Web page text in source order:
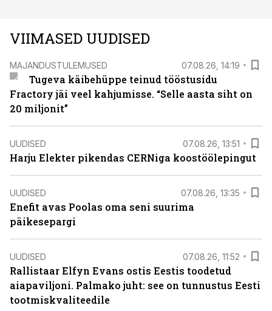
VIIMASED UUDISED
MAJANDUSTULEMUSED 07.08.26, 14:19
Tugeva käibehüppe teinud tööstusidu
Fractory jäi veel kahjumisse. “Selle aasta siht on
20 miljonit”
UUDISED 07.08.26, 13:51
Harju Elekter pikendas CERNiga koostöölepingut
UUDISED 07.08.26, 13:35
Enefit avas Poolas oma seni suurima
päikesepargi
UUDISED 07.08.26, 11:52
Rallistaar Elfyn Evans ostis Eestis toodetud
aiapaviljoni. Palmako juht: see on tunnustus Eesti
tootmiskvaliteedile